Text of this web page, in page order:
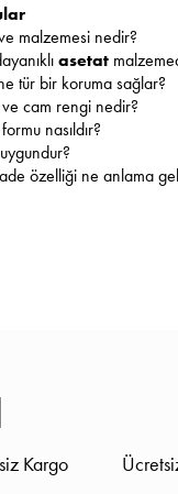
malzemesi nedir?
asetat
tür bir koruma sağlar?
cam rengi nedir?
nasıldır?
özelliği ne anlama
Kargo